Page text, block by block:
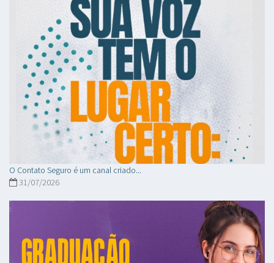
O Contato Seguro é um canal criado...
31/07/2026